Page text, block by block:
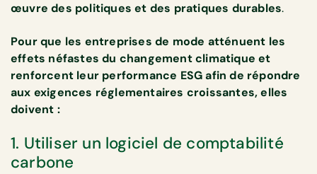
œuvre des politiques et des pratiques durables.
Pour que les entreprises de mode atténuent les
effets néfastes du changement climatique et
renforcent leur performance ESG afin de répondre
aux exigences réglementaires croissantes, elles
doivent :
1. Utiliser un logiciel de comptabilité
carbone